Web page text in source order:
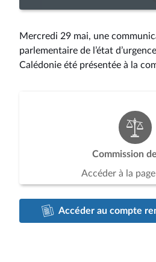
Mercredi 29 mai, une
parlementaire de l’état
Calédonie été présentée à la
Commission
Accéder à la
Accéder au compte